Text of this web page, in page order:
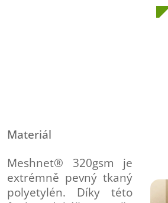
Materiál
Meshnet® 320gsm je
extrémně pevný tkaný
polyetylén. Díky této